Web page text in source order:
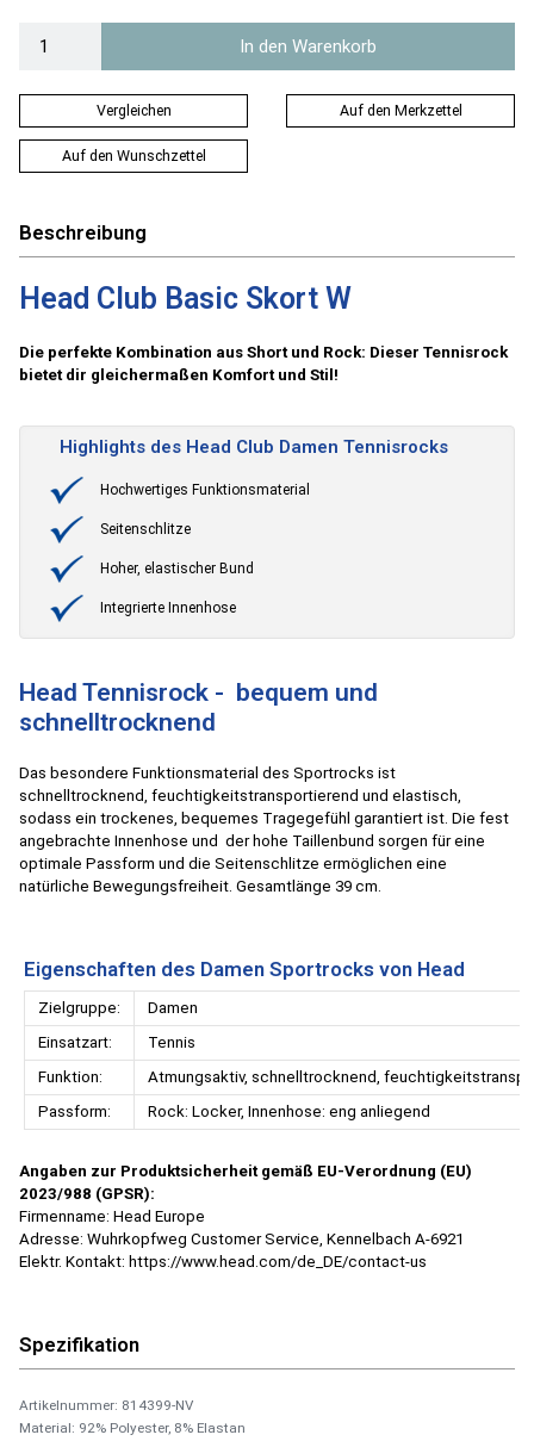
In den Warenkorb
Vergleichen Auf den Merkzettel
Auf den Wunschzettel
Beschreibung
Head Club Basic Skort W
Die perfekte Kombination aus Short und Rock: Dieser Tennisrock
bietet dir gleichermaßen Komfort und Stil!
Highlights des Head Club Damen Tennisrocks
Hochwertiges Funktionsmaterial
Seitenschlitze
Hoher, elastischer Bund
Integrierte Innenhose
Head Tennisrock - bequem und
schnelltrocknend
Das besondere Funktionsmaterial des Sportrocks ist
schnelltrocknend, feuchtigkeitstransportierend und elastisch,
sodass ein trockenes, bequemes Tragegefühl garantiert ist. Die fest
angebrachte Innenhose und der hohe Taillenbund sorgen für eine
optimale Passform und die Seitenschlitze ermöglichen eine
natürliche Bewegungsfreiheit. Gesamtlänge 39 cm.
Eigenschaften des Damen Sportrocks von Head
Zielgruppe:
Damen
Einsatzart:
Tennis
Funktion:
Atmungsaktiv, schnelltrocknend,
Passform:
Rock: Locker, Innenhose: eng anliegend
Angaben zur Produktsicherheit gemäß EU-Verordnung (EU)
2023/988 (GPSR):
Firmenname: Head Europe
Adresse: Wuhrkopfweg Customer Service, Kennelbach A-6921
Elektr. Kontakt: https://www.head.com/de_DE/contact-us
Spezifikation
Artikelnummer: 814399-NV
Material: 92% Polyester, 8% Elastan